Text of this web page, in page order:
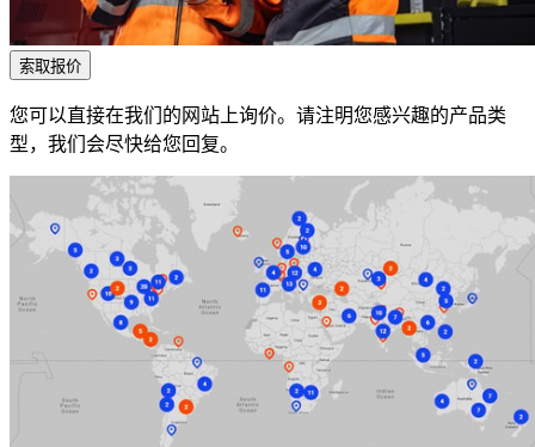
索取报价
您可以直接在我们的网站上询价。请注明您感兴趣的产品类
型，我们会尽快给您回复。